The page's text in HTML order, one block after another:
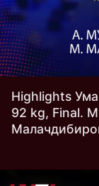
Highlights
92 kg, Final.